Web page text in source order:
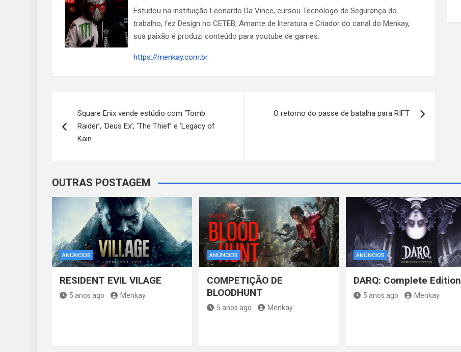
Estudou na instituição Leonardo Da Vince, cursou Tecnólogo de Segurança do
trabalho, fez Design no CETEB, Amante de literatura e Criador do canal do Menkay,
sua paixão é produzi conteúdo para youtube de games.
https://menkay.com.br
de
Post
Square Enix vende estúdio com ‘Tomb
Raider’, ‘Deus Ex’, ‘The Thief’ e ‘Legacy of
Kain
O retorno do passe de batalha para RIFT
OUTRAS POSTAGEM
ANÚNCIOS
RESIDENT EVIL VILAGE
5 anos ago Menkay
ANÚNCIOS
COMPETIÇÃO DE
BLOODHUNT
5 anos ago Menkay
ANÚNCIOS
DARQ: Complete Edition
5 anos ago Menkay